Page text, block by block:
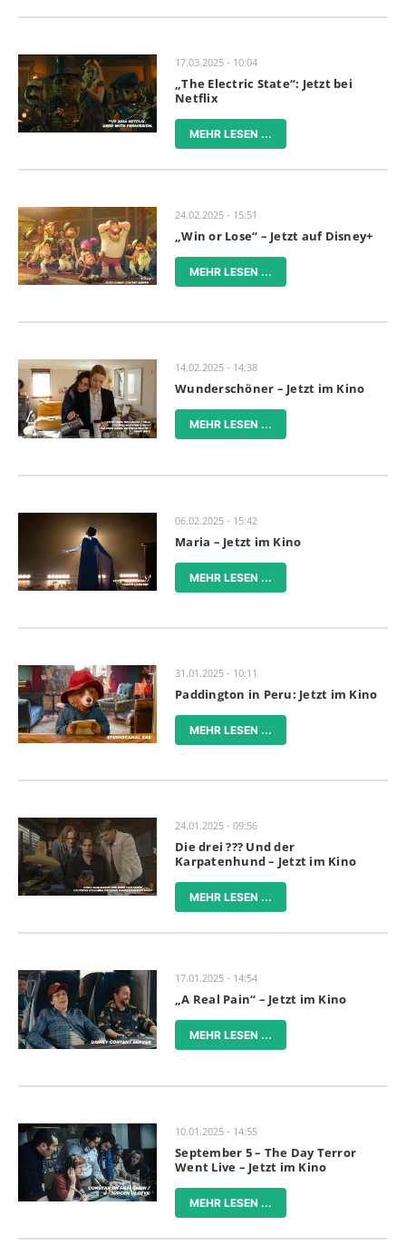
17.03.2025 - 10:04
„The Electric State“: Jetzt bei
Netflix
MEHR LESEN ...
24.02.2025 - 15:51
„Win or Lose“ – Jetzt auf Disney+
MEHR LESEN ...
14.02.2025 - 14:38
Wunderschöner – Jetzt im Kino
MEHR LESEN ...
06.02.2025 - 15:42
Maria – Jetzt im Kino
MEHR LESEN ...
31.01.2025 - 10:11
Paddington in Peru: Jetzt im Kino
MEHR LESEN ...
24.01.2025 - 09:56
Die drei ??? Und der
Karpatenhund – Jetzt im Kino
MEHR LESEN ...
17.01.2025 - 14:54
„A Real Pain“ – Jetzt im Kino
MEHR LESEN ...
10.01.2025 - 14:55
September 5 – The Day Terror
Went Live – Jetzt im Kino
MEHR LESEN ...